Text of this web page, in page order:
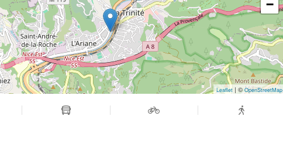
−
Leaflet | © OpenStreetMap